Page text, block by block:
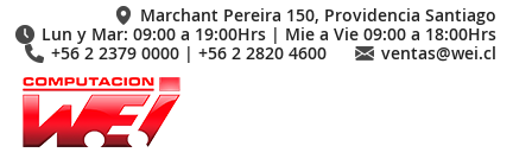
Marchant Pereira 150, Providencia Santiago
Lun y Mar: 09:00 a 19:00Hrs | Mie a Vie 09:00 a 18:00Hrs
+56 2 2379 0000 | +56 2 2820 4600
ventas@wei.cl